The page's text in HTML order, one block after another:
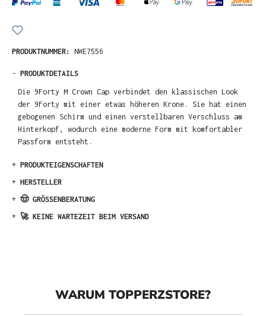
PRODUKTNUMMER: NWE7556
- PRODUKTDETAILS
Die 9Forty M Crown Cap verbindet den klassischen Look
der 9Forty mit einer etwas höheren Krone. Sie hat einen
gebogenen Schirm und einen verstellbaren Verschluss am
Hinterkopf, wodurch eine moderne Form mit komfortabler
Passform entsteht.
+ PRODUKTEIGENSCHAFTEN
+ HERSTELLER
+ 🤠 GRÖSSENBERATUNG
+ 🚀 KEINE WARTEZEIT BEIM VERSAND
WARUM TOPPERZSTORE?